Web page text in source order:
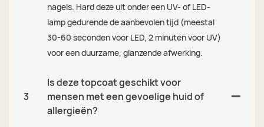
nagels. Hard deze uit onder een UV- of LED-
lamp gedurende de aanbevolen tijd (meestal
30-60 seconden voor LED, 2 minuten voor UV)
voor een duurzame, glanzende afwerking.
3
Is deze topcoat geschikt voor
mensen met een gevoelige huid of
allergieën?